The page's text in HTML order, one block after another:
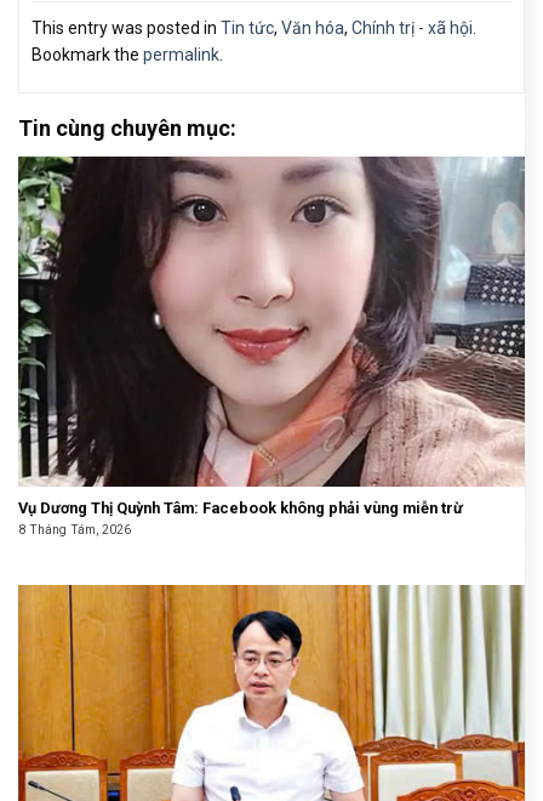
This entry was posted in Tin tức, Văn hóa, Chính trị - xã hội
Bookmark the permalink
Tin cùng chuyên mục:
Vụ Dương Thị Quỳnh Tâm: Facebook không phải vùng miễn trừ
8 Tháng Tám, 2026